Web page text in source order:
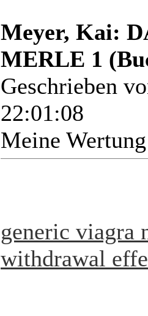
Meyer, Kai:
MERLE 1
Geschrieben
22:01:08
Meine
generic viagra
withdrawal